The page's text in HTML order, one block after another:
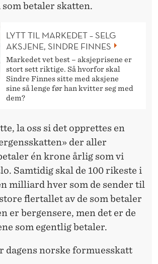
som betaler skatten.
LYTT TIL MARKEDET – SELG
AKSJENE, SINDRE FINNES
Markedet vet best – aksjeprisene er
stort sett riktige. Så hvorfor skal
Sindre Finnes sitte med aksjene
sine så lenge før han kvitter seg med
dem?
la oss si det opprettes en
der aller
én krone årlig som vi
Samtidig skal de 100 rikeste i
milliard hver som de sender til
flertallet av de som betaler
er bergensere, men det er de
som egentlig betaler.
dagens norske formuesskatt